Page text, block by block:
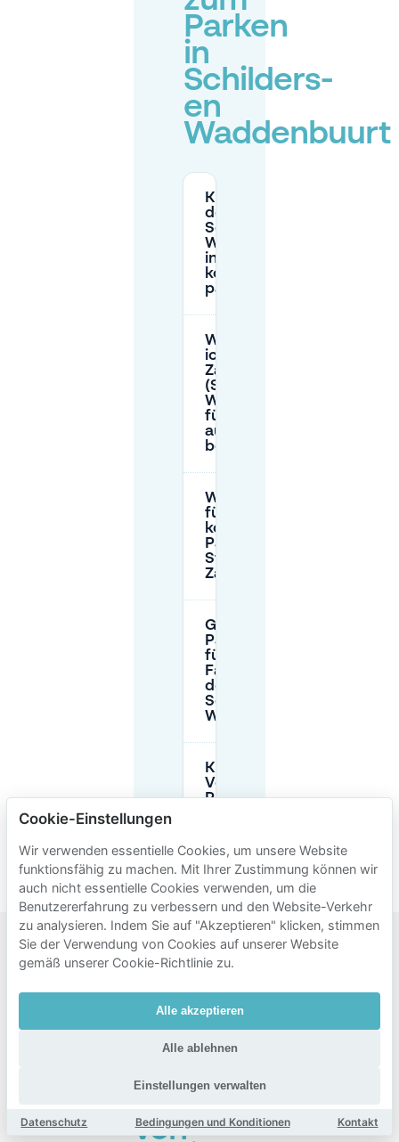
Parken
in
Schilders-
en
Waddenbuurt
Kann ich in
der Nähe von
Schilders- en
Waddenbuurt
in Zaandam
kostenlos
parken?
Wann muss
ich in
Zaandam
(Schilders- en
Waddenbuurt)
für das Parken
auf der Straße
bezahlen?
Wie bezahle ich
für das
kostenpflichtige
Parken auf der
Straße in
Zaanstad?
Gibt es eine
Parkmöglichkeit
für große
Fahrzeuge in
der Nähe von
Schilders- en
Waddenbuurt?
Kann ich im
Voraus einen
Parkplatz für
reservieren?
Beliebte
Gebiete
zum
Parken
in der
von
Cookie-Einstellungen
Wir verwenden essentielle Cookies, um unsere Website
funktionsfähig zu machen. Mit Ihrer Zustimmung können wir
auch nicht essentielle Cookies verwenden, um die
Benutzererfahrung zu verbessern und den Website-Verkehr
zu analysieren. Indem Sie auf "Akzeptieren" klicken, stimmen
Sie der Verwendung von Cookies auf unserer Website
gemäß unserer Cookie-Richtlinie zu.
Alle akzeptieren
Alle ablehnen
Einstellungen verwalten
Datenschutz Bedingungen und Konditionen Kontakt